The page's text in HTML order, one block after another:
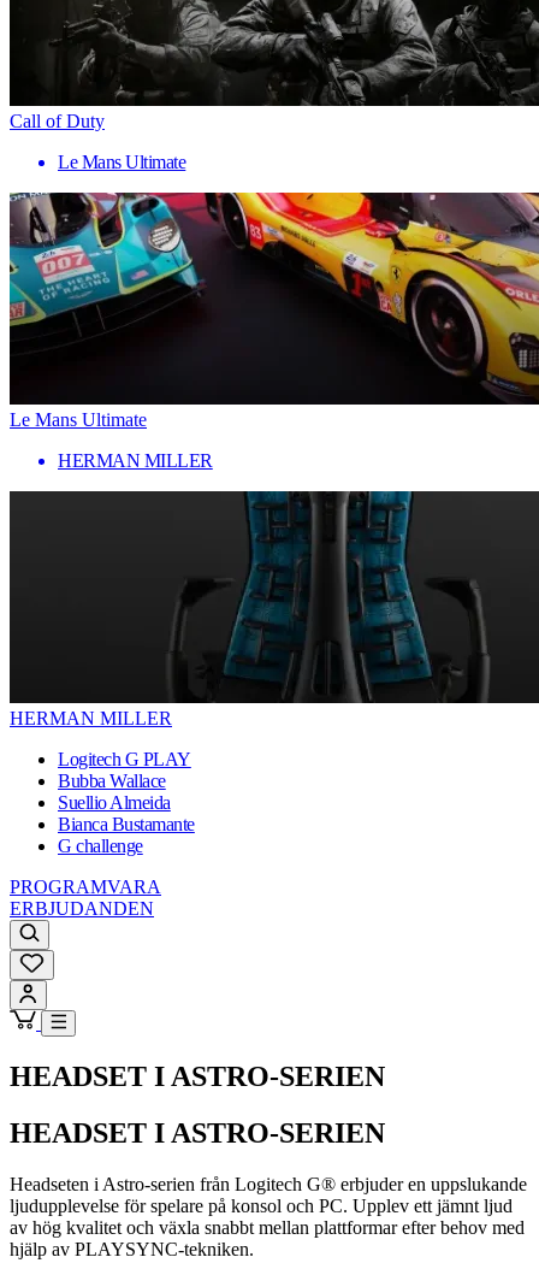
Call of Duty
Le Mans Ultimate
Le Mans Ultimate
HERMAN MILLER
HERMAN MILLER
Logitech G PLAY
Bubba Wallace
Suellio Almeida
Bianca Bustamante
G challenge
PROGRAMVARA
ERBJUDANDEN
HEADSET I ASTRO-SERIEN
HEADSET I ASTRO-SERIEN
Headseten i Astro-serien från Logitech G® erbjuder en uppslukande
ljudupplevelse för spelare på konsol och PC. Upplev ett jämnt ljud
av hög kvalitet och växla snabbt mellan plattformar efter behov med
hjälp av PLAYSYNC-tekniken.